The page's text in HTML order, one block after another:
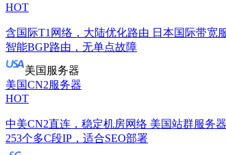
HOT
含国际T1网络，大陆优化路由 日本国际带宽
智能BGP路由，无单点故障
美国服务器
美国CN2服务器
HOT
中美CN2直连，稳定机房网络 美国站群服务器
253个多C段IP，适合SEO部署